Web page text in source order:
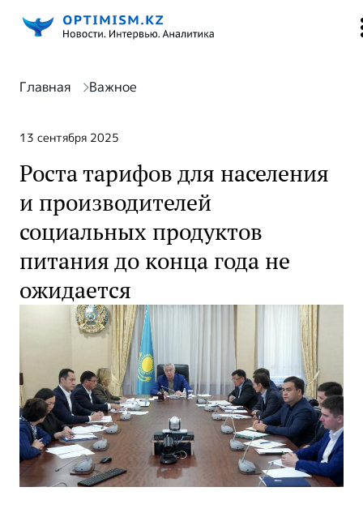
Главная Важное
13 сентября 2025
Роста тарифов для населения
и производителей
социальных продуктов
питания до конца года не
ожидается